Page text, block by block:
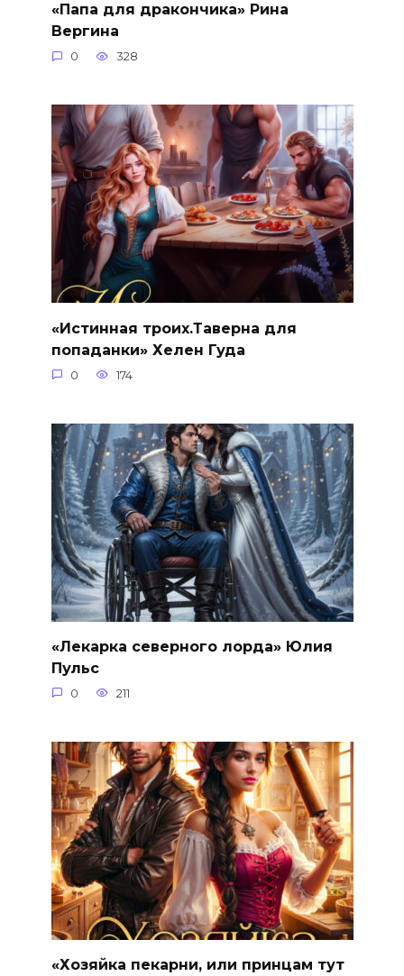
«Папа для дракончика» Рина
Вергина
0 328
«Истинная троих.Таверна для
попаданки» Хелен Гуда
0 174
«Лекарка северного лорда» Юлия
Пульс
0 211
«Хозяйка пекарни, или принцам тут